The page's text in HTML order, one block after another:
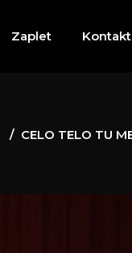
Zaplet Kontakt
/ CELO TELO TU